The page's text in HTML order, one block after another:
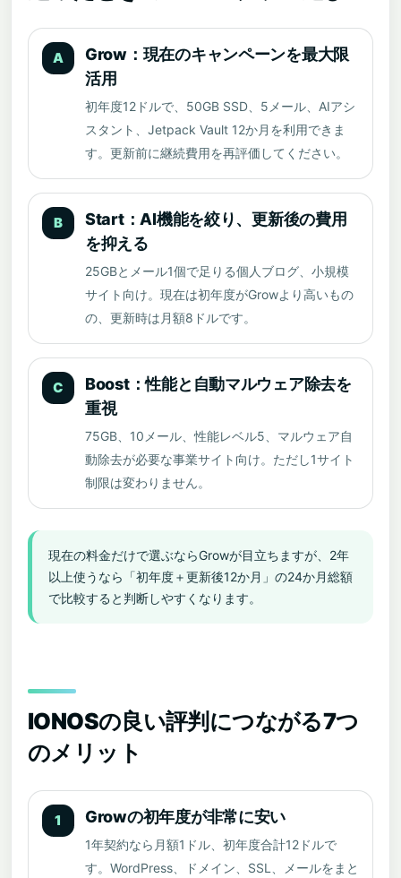
A
Grow：現在のキャンペーンを最大限
活用
初年度12ドルで、50GB SSD、5メール、AIアシ
スタント、Jetpack Vault 12か月を利用できま
す。更新前に継続費用を再評価してください。
B
Start：AI機能を絞り、更新後の費用
を抑える
25GBとメール1個で足りる個人ブログ、小規模
サイト向け。現在は初年度がGrowより高いもの
の、更新時は月額8ドルです。
C
Boost：性能と自動マルウェア除去を
重視
75GB、10メール、性能レベル5、マルウェア自
動除去が必要な事業サイト向け。ただし1サイト
制限は変わりません。
現在の料金だけで選ぶならGrowが目立ちますが、2年
以上使うなら「初年度＋更新後12か月」の24か月総額
で比較すると判断しやすくなります。
IONOSの良い評判につながる7つ
のメリット
1 Growの初年度が非常に安い
1年契約なら月額1ドル、初年度合計12ドルで
す。WordPress、ドメイン、SSL、メールをまと